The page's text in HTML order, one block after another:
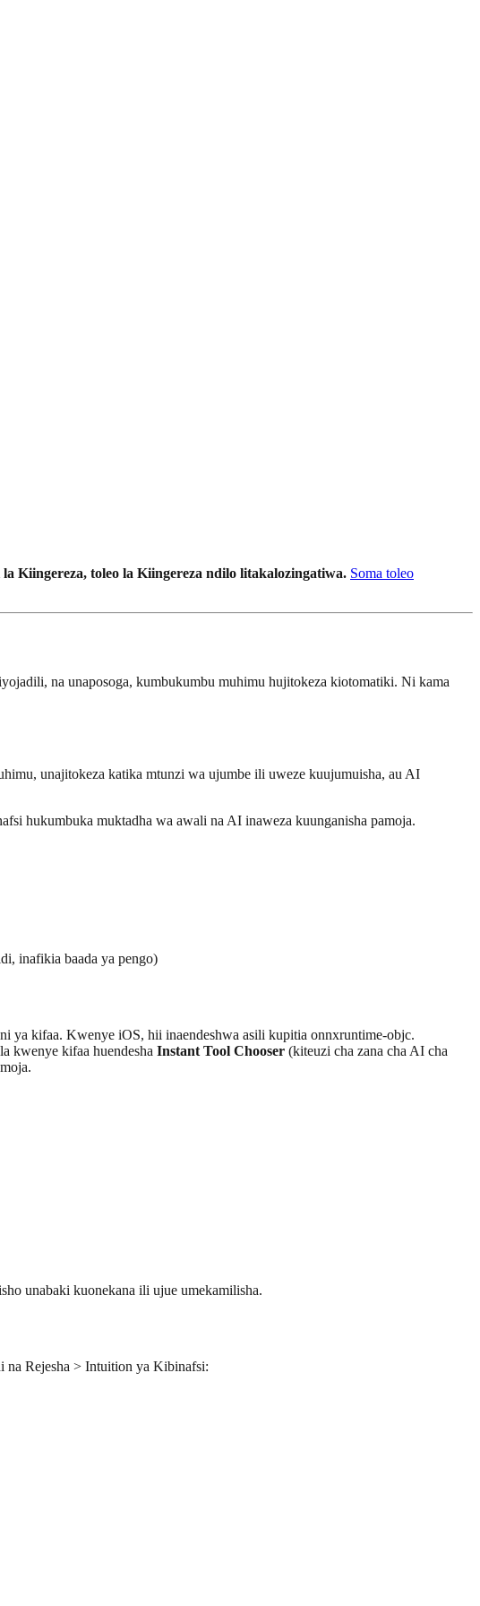
Kiingereza, toleo la Kiingereza ndilo litakalozingatiwa. Soma toleo
na unaposoga, kumbukumbu muhimu hujitokeza kiotomatiki. Ni kama
unajitokeza katika mtunzi wa ujumbe ili uweze kuujumuisha, au AI
hukumbuka muktadha wa awali na AI inaweza kuunganisha pamoja.
inafikia baada ya pengo)
ya kifaa. Kwenye iOS, hii inaendeshwa asili kupitia onnxruntime-objc.
kwenye kifaa huendesha Instant Tool Chooser (kiteuzi cha zana cha AI cha
unabaki kuonekana ili ujue umekamilisha.
Rejesha > Intuition ya Kibinafsi: